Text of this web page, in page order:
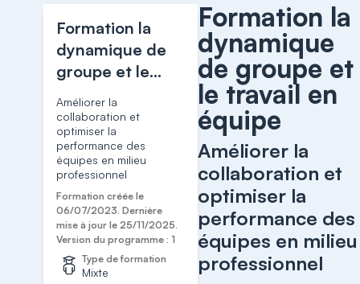
Formation la
dynamique de
groupe et le
travail en équipe
Améliorer la
collaboration et
optimiser la
performance des
équipes en milieu
professionnel
Formation créée le
06/07/2023. Dernière
mise à jour le 25/11/2025.
Version du programme : 1
Type de formation
Mixte
Formation la
dynamique
de groupe et
le travail en
équipe
Améliorer la
collaboration et
optimiser la
performance des
équipes en milieu
professionnel